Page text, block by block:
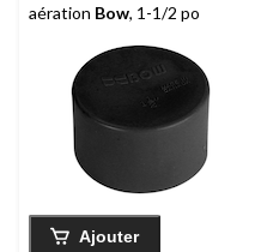
aération Bow, 1-1/2 po
Ajouter